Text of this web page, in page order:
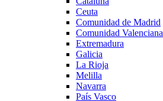
Ceuta
Comunidad de Madrid
Comunidad Valenciana
Extremadura
Galicia
La Rioja
Melilla
Navarra
País Vasco